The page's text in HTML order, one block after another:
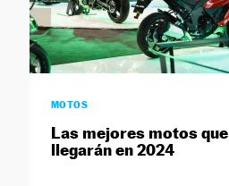
MOTOS
Las mejores motos que
llegarán en 2024